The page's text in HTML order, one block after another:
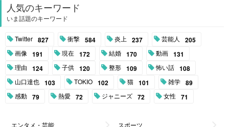
人気のキーワード
いま話題のキーワード
Twitter 827 衝撃 584 炎上 237 芸能人 205
画像 191 現在 172 結婚 170 動画 131
理由 124 子供 120 整形 109 怖い話 108
山口達也 103 TOKIO 102 猫 101 雑学 89
感動 79 熱愛 72 ジャニーズ 72 女性 71
エンタメ・芸能 スポーツ